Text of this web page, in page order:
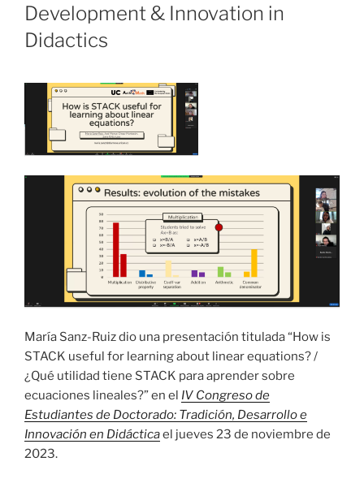
Development & Innovation in
Didactics
María Sanz-Ruiz dio una presentación titulada “How is
STACK useful for learning about linear equations? /
¿Qué utilidad tiene STACK para aprender sobre
ecuaciones lineales?” en el IV Congreso de
Estudiantes de Doctorado: Tradición, Desarrollo e
Innovación en Didácticael jueves 23 de noviembre de
2023.